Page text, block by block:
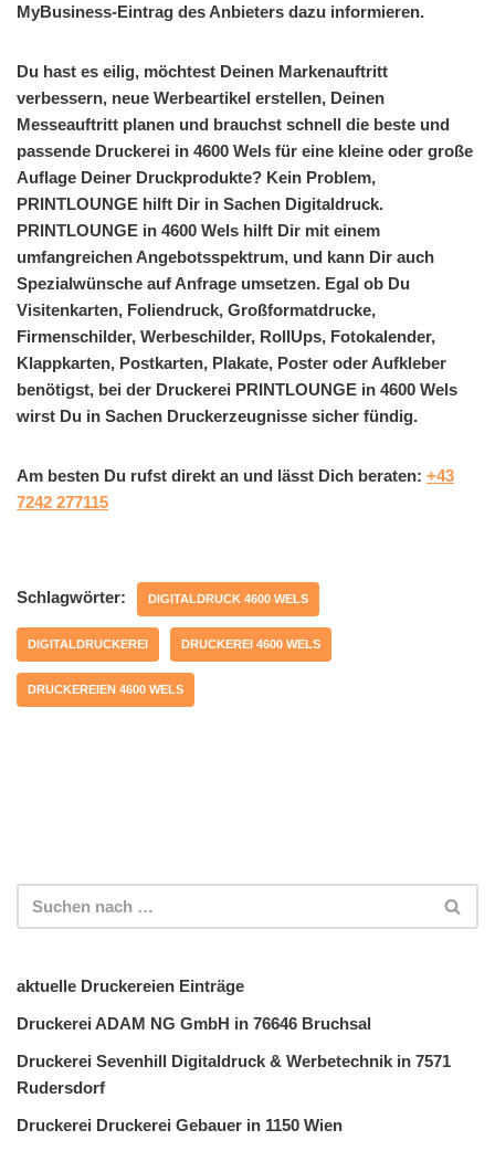
MyBusiness-Eintrag des Anbieters dazu informieren.
Du hast es eilig, möchtest Deinen Markenauftritt
verbessern, neue Werbeartikel erstellen, Deinen
Messeauftritt planen und brauchst schnell die beste und
passende Druckerei in 4600 Wels für eine kleine oder große
Auflage Deiner Druckprodukte? Kein Problem,
PRINTLOUNGE hilft Dir in Sachen Digitaldruck.
PRINTLOUNGE in 4600 Wels hilft Dir mit einem
umfangreichen Angebotsspektrum, und kann Dir auch
Spezialwünsche auf Anfrage umsetzen. Egal ob Du
Visitenkarten, Foliendruck, Großformatdrucke,
Firmenschilder, Werbeschilder, RollUps, Fotokalender,
Klappkarten, Postkarten, Plakate, Poster oder Aufkleber
benötigst, bei der Druckerei PRINTLOUNGE in 4600 Wels
wirst Du in Sachen Druckerzeugnisse sicher fündig.
Am besten Du rufst direkt an und lässt Dich beraten: +43
7242 277115
Schlagwörter: DIGITALDRUCK 4600 WELS
DIGITALDRUCKEREI DRUCKEREI 4600 WELS
DRUCKEREIEN 4600 WELS
aktuelle Druckereien Einträge
Druckerei ADAM NG GmbH in 76646 Bruchsal
Druckerei Sevenhill Digitaldruck & Werbetechnik in 7571
Rudersdorf
Druckerei Druckerei Gebauer in 1150 Wien